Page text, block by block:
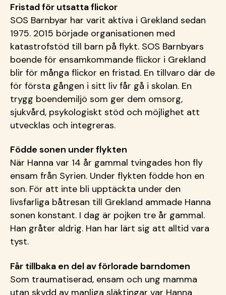
Fristad för utsatta flickor
SOS Barnbyar har varit aktiva i Grekland sedan
1975. 2015 började organisationen med
katastrofstöd till barn på flykt. SOS Barnbyars
boende för ensamkommande flickor i Grekland
blir för många flickor en fristad. En tillvaro där de
för första gången i sitt liv får gå i skolan. En
trygg boendemiljö som ger dem omsorg,
sjukvård, psykologiskt stöd och möjlighet att
utvecklas och integreras.
Födde sonen under flykten
När Hanna var 14 år gammal tvingades hon fly
ensam från Syrien. Under flykten födde hon en
son. För att inte bli upptäckta under den
livsfarliga båtresan till Grekland ammade Hanna
sonen konstant. I dag är pojken tre år gammal.
Han gråter aldrig. Han har lärt sig att alltid vara
tyst.
Får tillbaka en del av förlorade barndomen
Som traumatiserad, ensam och ung mamma
utan skydd av manliga släktingar var Hanna